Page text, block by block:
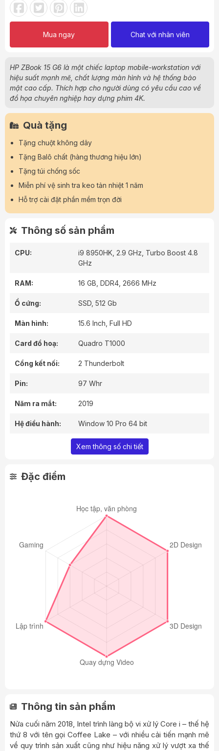
Mua ngay Chat với nhân viên
HP ZBook 15 G6 là một chiếc laptop mobile-workstation với
hiệu suất mạnh mẽ, chất lượng màn hình và hệ thống bảo
mật cao cấp. Thích hợp cho người dùng có yêu cầu cao về
đồ họa chuyên nghiệp hay dựng phim 4K.
Quà tặng
Tặng chuột không dây
Tặng Balô chất (hàng thương hiệu lớn)
Tặng túi chống sốc
Miễn phí vệ sinh tra keo tản nhiệt 1 năm
Hỗ trợ cài đặt phần mềm trọn đời
Thông số sản phẩm
CPU:
i9 8950HK, 2.9 GHz, Turbo Boost 4.8
GHz
RAM: 16 GB, DDR4, 2666 MHz
Ổ cứng: SSD, 512 Gb
Màn hình: 15.6 Inch, Full HD
Card đồ hoạ: Quadro T1000
Cổng kết nối: 2 Thunderbolt
Pin: 97 Whr
Năm ra mắt: 2019
Hệ điều hành: Window 10 Pro 64 bit
Xem thông số chi tiết
Đặc điểm
Thông tin sản phẩm
Nửa cuối năm 2018, Intel trình làng bộ vi xử lý Core i – thế hệ
thứ 8 với tên gọi Coffee Lake – với nhiều cải tiến mạnh mẽ
về quy trình sản xuất cũng như hiệu năng xử lý vượt xa thế